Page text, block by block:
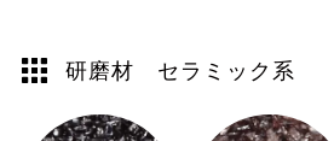
研磨材 セラミック系